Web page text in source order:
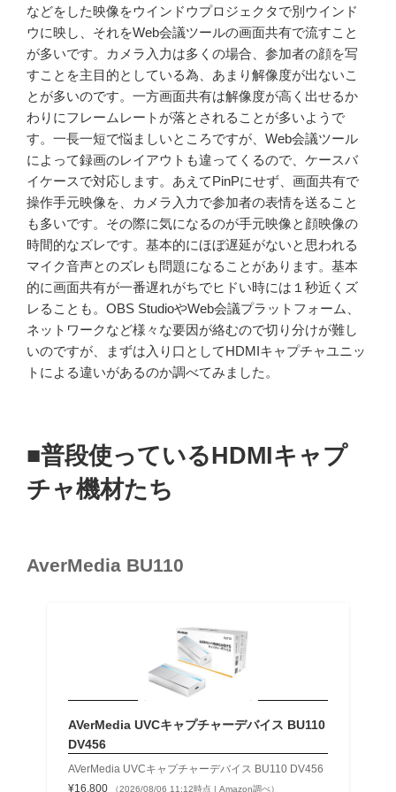
などをした映像をウインドウプロジェクタで別ウインド
ウに映し、それをWeb会議ツールの画面共有で流すこと
が多いです。カメラ入力は多くの場合、参加者の顔を写
すことを主目的としている為、あまり解像度が出ないこ
とが多いのです。一方画面共有は解像度が高く出せるか
わりにフレームレートが落とされることが多いようで
す。一長一短で悩ましいところですが、Web会議ツール
によって録画のレイアウトも違ってくるので、ケースバ
イケースで対応します。あえてPinPにせず、画面共有で
操作手元映像を、カメラ入力で参加者の表情を送ること
も多いです。その際に気になるのが手元映像と顔映像の
時間的なズレです。基本的にほぼ遅延がないと思われる
マイク音声とのズレも問題になることがあります。基本
的に画面共有が一番遅れがちでヒドい時には１秒近くズ
レることも。OBS StudioやWeb会議プラットフォーム、
ネットワークなど様々な要因が絡むので切り分けが難し
いのですが、まずは入り口としてHDMIキャプチャユニッ
トによる違いがあるのか調べてみました。
■普段使っているHDMIキャプ
チャ機材たち
AverMedia BU110
AVerMedia UVCキャプチャーデバイス BU110
DV456
AVerMedia UVCキャプチャーデバイス BU110 DV456
¥16,800
（2026/08/06 11:12時点 | Amazon調べ）